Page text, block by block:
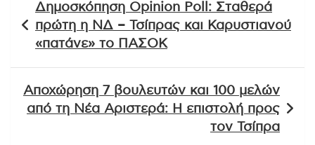
άρθρων
Δημοσκόπηση Opinion Poll: Σταθερά
πρώτη η ΝΔ – Τσίπρας και Καρυστιανού
«πατάνε» το ΠΑΣΟΚ
Αποχώρηση 7 βουλευτών και 100 μελών
από τη Νέα Αριστερά: Η επιστολή προς
τον Τσίπρα